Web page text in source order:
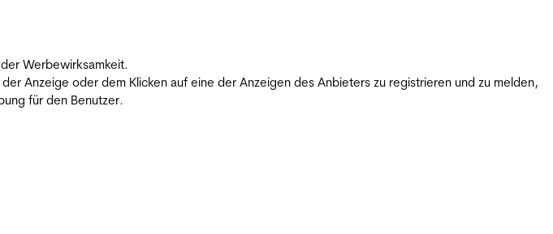
Werbewirksamkeit.
Anzeige oder dem Klicken auf eine der Anzeigen des Anbieters zu registrieren und zu melden,
für den Benutzer.